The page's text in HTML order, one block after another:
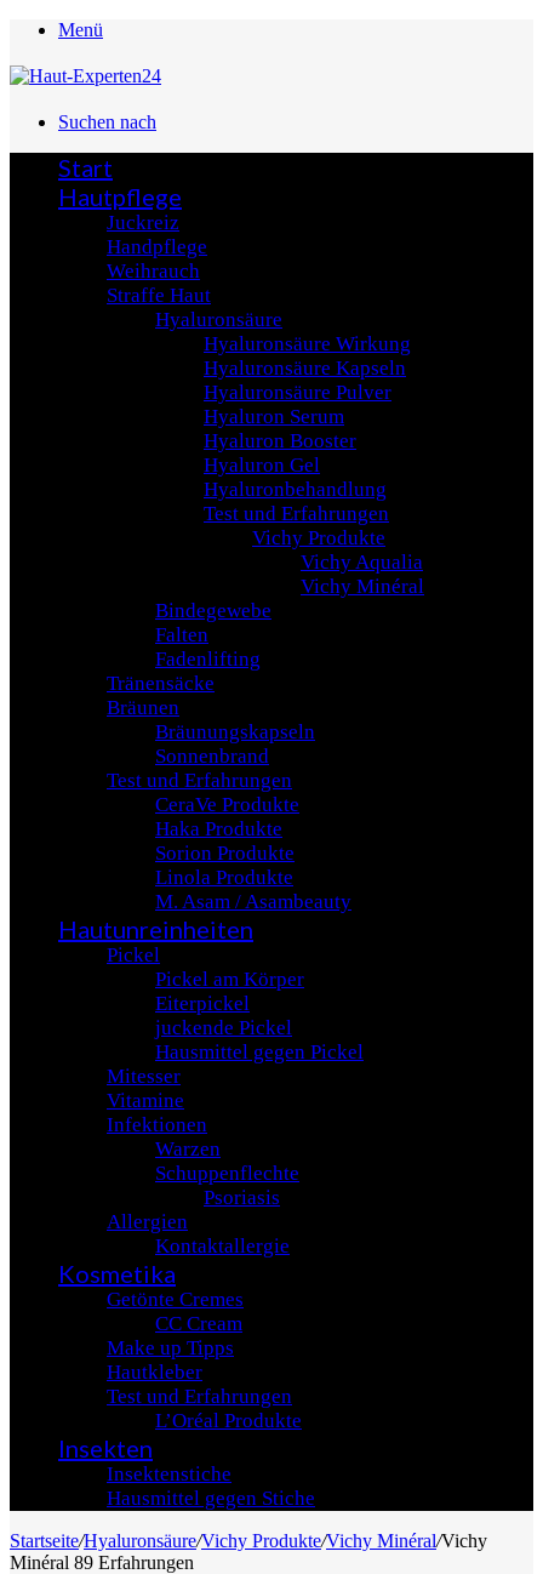
Menü
Suchen nach
Start
Hautpflege
Juckreiz
Handpflege
Weihrauch
Straffe Haut
Hyaluronsäure
Hyaluronsäure Wirkung
Hyaluronsäure Kapseln
Hyaluronsäure Pulver
Hyaluron Serum
Hyaluron Booster
Hyaluron Gel
Hyaluronbehandlung
Test und Erfahrungen
Vichy Produkte
Vichy Aqualia
Vichy Minéral
Bindegewebe
Falten
Fadenlifting
Tränensäcke
Bräunen
Bräunungskapseln
Sonnenbrand
Test und Erfahrungen
CeraVe Produkte
Haka Produkte
Sorion Produkte
Linola Produkte
M. Asam / Asambeauty
Hautunreinheiten
Pickel
Pickel am Körper
Eiterpickel
juckende Pickel
Hausmittel gegen Pickel
Mitesser
Vitamine
Infektionen
Warzen
Schuppenflechte
Psoriasis
Allergien
Kontaktallergie
Kosmetika
Getönte Cremes
CC Cream
Make up Tipps
Hautkleber
Test und Erfahrungen
L’Oréal Produkte
Insekten
Insektenstiche
Hausmittel gegen Stiche
Startseite/Hyaluronsäure/Vichy Produkte/Vichy Minéral/Vichy
Minéral 89 Erfahrungen